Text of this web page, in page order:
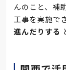
んのこと、補
工事を実施で
進んだりする